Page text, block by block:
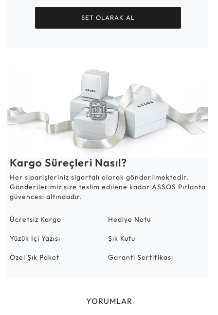
SET OLARAK AL
Kargo Süreçleri Nasıl?
Her siparişleriniz sigortalı olarak gönderilmektedir.
Gönderilerimiz size teslim edilene kadar ASSOS Pırlanta
güvencesi altındadır.
Ücretsiz Kargo Hediye Notu
Yüzük İçi Yazısı Şık Kutu
Özel Şık Paket Garanti Sertifikası
YORUMLAR